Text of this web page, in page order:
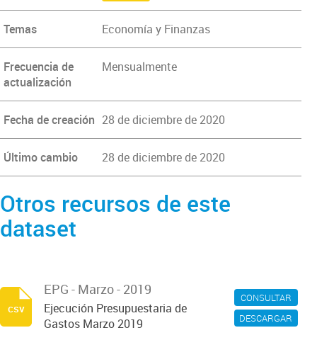
Temas Economía y Finanzas
Frecuencia de
actualización
Mensualmente
Fecha de creación 28 de diciembre de 2020
Último cambio 28 de diciembre de 2020
Otros recursos de este
dataset
CONSULTAR
DESCARGAR
EPG - Marzo - 2019
Ejecución Presupuestaria de
Gastos Marzo 2019
csv